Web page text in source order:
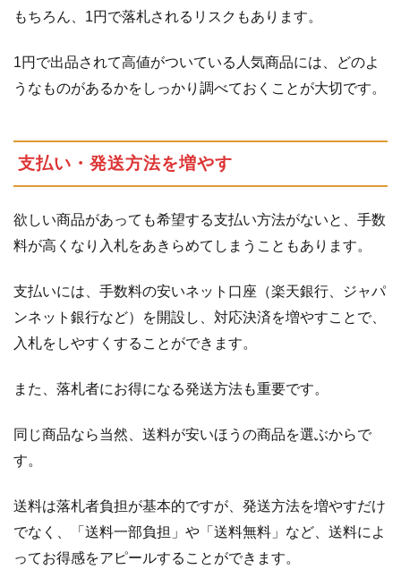
もちろん、1円で落札されるリスクもあります。
1円で出品されて高値がついている人気商品には、どのよ
うなものがあるかをしっかり調べておくことが大切です。
支払い・発送方法を増やす
欲しい商品があっても希望する支払い方法がないと、手数
料が高くなり入札をあきらめてしまうこともあります。
支払いには、手数料の安いネット口座（楽天銀行、ジャパ
ンネット銀行など）を開設し、対応決済を増やすことで、
入札をしやすくすることができます。
また、落札者にお得になる発送方法も重要です。
同じ商品なら当然、送料が安いほうの商品を選ぶからで
す。
送料は落札者負担が基本的ですが、発送方法を増やすだけ
でなく、「送料一部負担」や「送料無料」など、送料によ
ってお得感をアピールすることができます。